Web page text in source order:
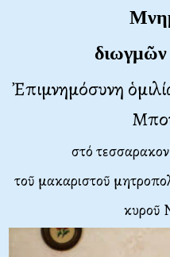
διωγμῶν
Ἐπιμνημόσυνη
στό
τοῦ μακαριστοῦ
κυροῦ